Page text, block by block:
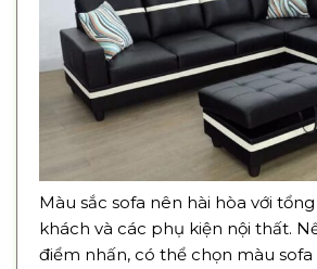
Màu sắc sofa nên hài hòa với
khách và các phụ kiện nội thất.
điểm nhấn, có thể chọn màu